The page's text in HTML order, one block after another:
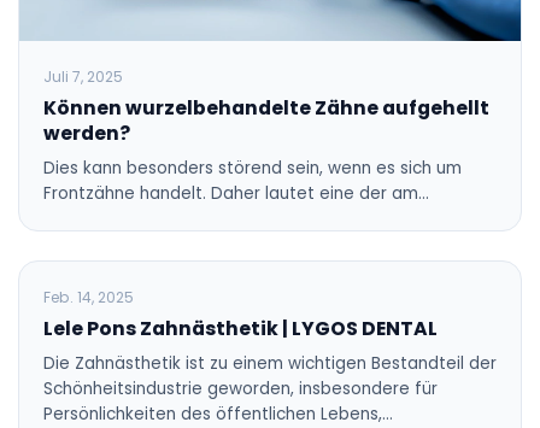
Juli 7, 2025
Können wurzelbehandelte Zähne aufgehellt
werden?
Dies kann besonders störend sein, wenn es sich um
Frontzähne handelt. Daher lautet eine der am…
BLOG
Feb. 14, 2025
Lele Pons Zahnästhetik | LYGOS DENTAL
Die Zahnästhetik ist zu einem wichtigen Bestandteil der
Schönheitsindustrie geworden, insbesondere für
Persönlichkeiten des öffentlichen Lebens,…